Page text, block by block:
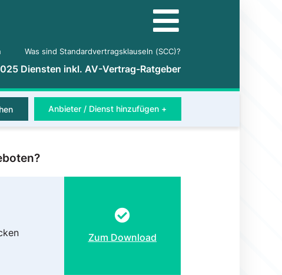
Was sind Standardvertragsklauseln (SCC)?
Diensten inkl. AV-Vertrag-Ratgeber
Anbieter / Dienst hinzufügen +
Zum Download